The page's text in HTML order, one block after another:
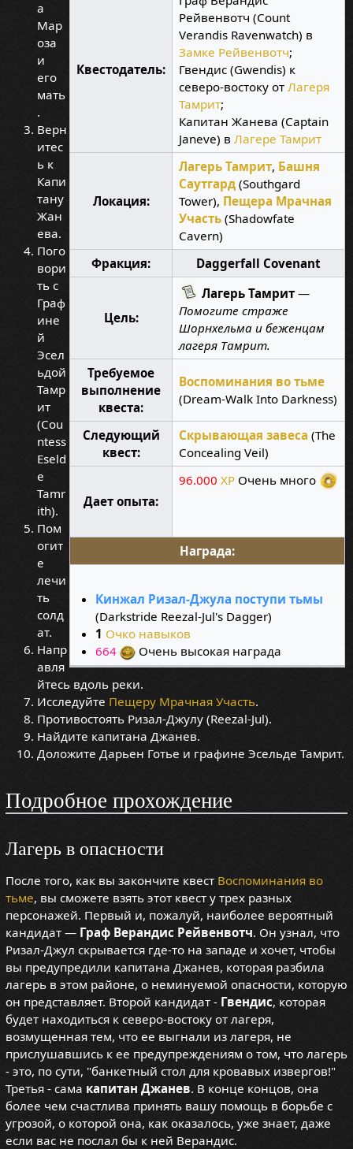
Квестодатель:
Рейвенвотч (Count
Verandis Ravenwatch) в
Замке Рейвенвотч;
Гвендис (Gwendis) к
северо-востоку от Лагеря
Тамрит;
Капитан Жанева (Captain
Janeve) в Лагере Тамрит
Локация:
Лагерь Тамрит, Башня
Саутгард(Southgard
Tower), Пещера Мрачная
Участь(Shadowfate
Cavern)
Фракция:
Daggerfall Covenant
Цель:
Лагерь Тамрит—
Помогите страже
Шорнхельма и беженцам
лагеря Тамрит.
Требуемое
выполнение
квеста:
Воспоминания во тьме
(Dream-Walk Into Darkness)
Следующий
квест:
Скрывающая завеса (The
Concealing Veil)
Дает опыта:
96.000 XPОчень много
Награда:
Кинжал Ризал-Джула поступи тьмы
(Darkstride Reezal-Jul's Dagger)
1 Очко навыков
664
Очень высокая награда
а
Мар
оза
и
его
мать
.
Верн
итес
ь к
Капи
тану
Жан
ева.
Пого
вори
ть с
Граф
ине
й
Эсел
ьдой
Тамр
ит
(Cou
ntess
Eseld
e
Tamr
ith).
Пом
огит
е
лечи
ть
солд
ат.
Напр
авля
йтесь вдоль реки.
Исследуйте Пещеру Мрачная Участь.
Противостоять Ризал-Джулу (Reezal-Jul).
Найдите капитана Джанев.
Доложите Дарьен Готье и графине Эсельде Тамрит.
Подробное прохождение
Лагерь в опасности
После того, как вы закончите квест Воспоминания во
тьме, вы сможете взять этот квест у трех разных
персонажей. Первый и, пожалуй, наиболее вероятный
кандидат — Граф Верандис Рейвенвотч. Он узнал, что
Ризал-Джул скрывается где-то на западе и хочет, чтобы
вы предупредили капитана Джанев, которая разбила
лагерь в этом районе, о неминуемой опасности, которую
он представляет. Второй кандидат - Гвендис, которая
будет находиться к северо-востоку от лагеря,
возмущенная тем, что ее выгнали из лагеря, не
прислушавшись к ее предупреждениям о том, что лагерь
- это, по сути, "банкетный стол для кровавых извергов!"
Третья - сама капитан Джанев. В конце концов, она
более чем счастлива принять вашу помощь в борьбе с
угрозой, о которой она, как оказалось, уже знает, даже
если вас не послал бы к ней Верандис.